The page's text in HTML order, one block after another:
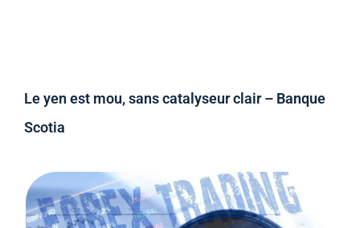
Le yen est mou, sans catalyseur clair – Banque
Scotia